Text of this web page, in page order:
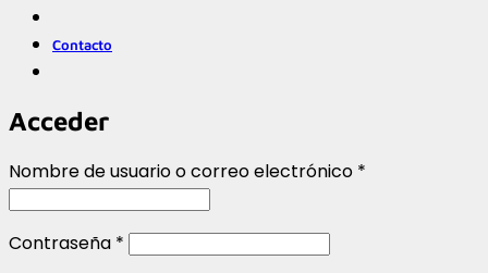
Contacto
Acceder
Nombre de usuario o correo electrónico *
Contraseña * Obligatorio